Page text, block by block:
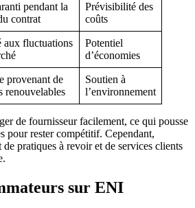
pendant la
contrat
Prévisibilité des
coûts
aux fluctuations
Potentiel
d’économies
provenant de
renouvelables
Soutien à
l’environnement
de fournisseur facilement, ce qui pousse
pour rester compétitif. Cependant,
pratiques à revoir et de services clients
sur ENI